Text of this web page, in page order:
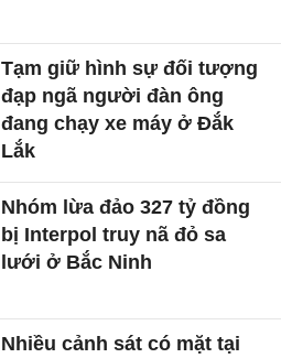
Tạm giữ hình sự đối tượng
đạp ngã người đàn ông
đang chạy xe máy ở Đắk
Lắk
Nhóm lừa đảo 327 tỷ đồng
bị Interpol truy nã đỏ sa
lưới ở Bắc Ninh
Nhiều cảnh sát có mặt tại